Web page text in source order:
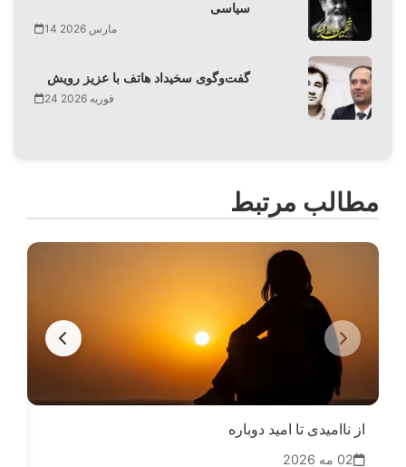
سیاسی
14 مارس 2026
گفت‌وگوی سخیداد هاتف با عزیز رویش
24 فوریه 2026
مطالب مرتبط
از ناامیدی تا امید دوباره
02 مه 2026